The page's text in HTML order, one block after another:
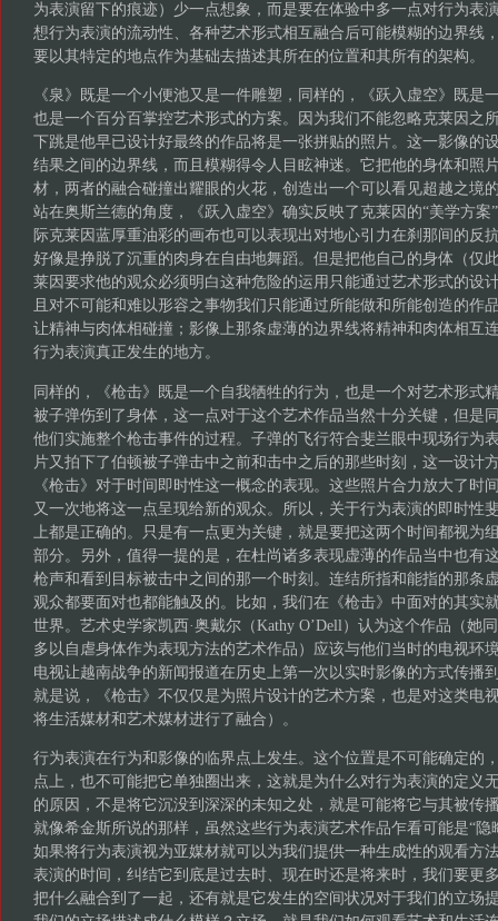
为表演留下的痕迹）少一点想象，而是要在体验中多一点对行为表
想行为表演的流动性、各种艺术形式相互融合后可能模糊的边界线
要以其特定的地点作为基础去描述其所在的位置和其所有的架构。
《泉》既是一个小便池又是一件雕塑，同样的，《跃入虚空》既是
也是一个百分百掌控艺术形式的方案。因为我们不能忽略克莱因之
下跳是他早已设计好最终的作品将是一张拼贴的照片。这一影像的
结果之间的边界线，而且模糊得令人目眩神迷。它把他的身体和照
材，两者的融合碰撞出耀眼的火花，创造出一个可以看见超越之境
站在奥斯兰德的角度，《跃入虚空》确实反映了克莱因的“美学方案
际克莱因蓝厚重油彩的画布也可以表现出对地心引力在刹那间的反
好像是挣脱了沉重的肉身在自由地舞蹈。但是把他自己的身体（仅
莱因要求他的观众必须明白这种危险的运用只能通过艺术形式的设
且对不可能和难以形容之事物我们只能通过所能做和所能创造的作
让精神与肉体相碰撞；影像上那条虚薄的边界线将精神和肉体相互
行为表演真正发生的地方。
同样的，《枪击》既是一个自我牺牲的行为，也是一个对艺术形式
被子弹伤到了身体，这一点对于这个艺术作品当然十分关键，但是
他们实施整个枪击事件的过程。子弹的飞行符合斐兰眼中现场行为
片又拍下了伯顿被子弹击中之前和击中之后的那些时刻，这一设计
《枪击》对于时间即时性这一概念的表现。这些照片合力放大了时
又一次地将这一点呈现给新的观众。所以，关于行为表演的即时性
上都是正确的。只是有一点更为关键，就是要把这两个时间都视为
部分。另外，值得一提的是，在杜尚诸多表现虚薄的作品当中也有
枪声和看到目标被击中之间的那一个时刻。连结所指和能指的那条
观众都要面对也都能触及的。比如，我们在《枪击》中面对的其实
世界。艺术史学家凯西·奥戴尔（Kathy O’Dell）认为这个作品（她
多以自虐身体作为表现方法的艺术作品）应该与他们当时的电视环
电视让越南战争的新闻报道在历史上第一次以实时影像的方式传播
就是说，《枪击》不仅仅是为照片设计的艺术方案，也是对这类电
将生活媒材和艺术媒材进行了融合）。
行为表演在行为和影像的临界点上发生。这个位置是不可能确定的
点上，也不可能把它单独圈出来，这就是为什么对行为表演的定义
的原因，不是将它沉没到深深的未知之处，就是可能将它与其被传
就像希金斯所说的那样，虽然这些行为表演艺术作品乍看可能是“隐
如果将行为表演视为亚媒材就可以为我们提供一种生成性的观看方
表演的时间，纠结它到底是过去时、现在时还是将来时，我们要更
把什么融合到了一起，还有就是它发生的空间状况对于我们的立场